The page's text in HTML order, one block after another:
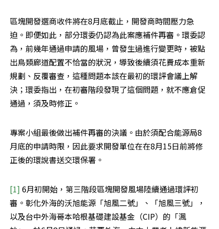
區塊開發選商收件將在8月底截止，開發商時間壓力急
迫。即便如此，部分環委仍認為此案應補件再審。環委認
為，前幾年通過申請的風場，曾發生過進行變更時，被點
出鳥類廊道配置不恰當的狀況，導致後續須花費成本重新
規劃、反覆審查，這種問題本該在最初的環評會議上解
決；環委指出，在初審階段發現了這個問題，就不應倉促
通過，須及時修正。
專案小組最後做出補件再審的決議。由於須配合能源局8
月底的申請時限，因此要求開發單位在在8月15日前將修
正後的環說書送交環保署。
[1] 6月初開始，第三階段區塊開發風場陸續通過環評初
審。彰化外海的沃旭能源「旭風二號」、「旭風三號」，
以及台中外海哥本哈根基礎建設基金（CIP）的「渢